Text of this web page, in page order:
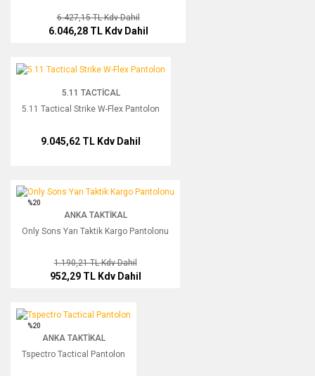
6.427,15 TLKdv Dahil
6.046,28 TL Kdv Dahil
5.11 Tactical Strike W-Flex Pantolon
5.11 TACTICAL
5.11 Tactical Strike W-Flex Pantolon
9.045,62 TL Kdv Dahil
Only Sons Yarı Taktik Kargo Pantolonu
%20
ANKA TAKTIKAL
Only Sons Yarı Taktik Kargo Pantolonu
1.190,21 TLKdv Dahil
952,29 TL Kdv Dahil
Tspectro Tactical Pantolon
%20
ANKA TAKTIKAL
Tspectro Tactical Pantolon